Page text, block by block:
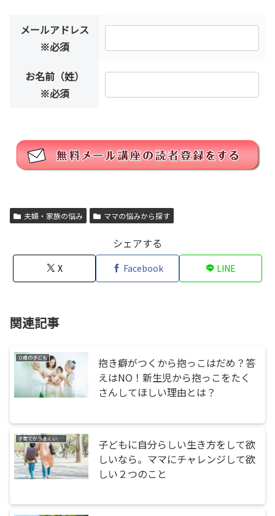
メールアドレス
※必須
お名前（姓）
※必須
夫婦・家族の悩み ママの悩みから探す
シェアする
X Facebook LINE
関連記事
０歳の子ども
抱き癖がつくから抱っこはだめ？答
えはNO！新生児から抱っこをたく
さんしてほしい理由とは？
子育てがうまくいかない・つらい
子どもに自分らしい生き方をして欲
しいなら。ママにチャレンジして欲
しい２つのこと